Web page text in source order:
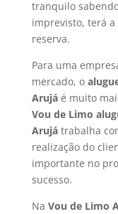
tranquilo
imprevisto, terá
reserva.
Para uma
mercado, o
Arujáé muito
Vou de Limo
Arujátrabalha
realização do
importante no
sucesso.
Na Vou de Limo